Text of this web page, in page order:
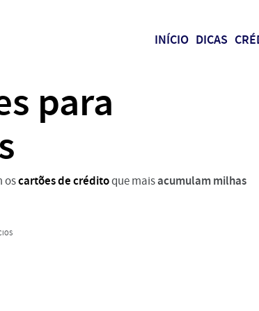
INÍCIO DICAS
para
oscartões de créditoque maisacumulam milhas